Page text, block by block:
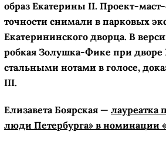
образ Екатерины II. Проект-
точности снимали в парковых
Екатерининского дворца. В
робкая Золушка-Фике при дворе
стальными нотами в голосе,
III.
Елизавета Боярская —
люди Петербурга» в номинации